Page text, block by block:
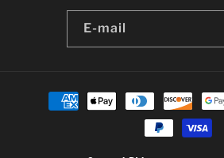
E-mail
Moyens